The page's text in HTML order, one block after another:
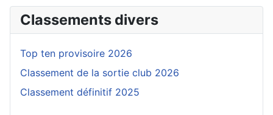
Classements divers
Top ten provisoire 2026
Classement de la sortie club 2026
Classement définitif 2025